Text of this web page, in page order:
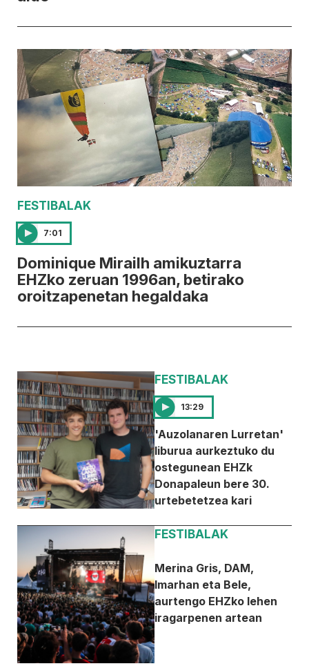
FESTIBALAK
7:01
Dominique Mirailh amikuztarra
EHZko zeruan 1996an, betirako
oroitzapenetan hegaldaka
FESTIBALAK
13:29
'Auzolanaren Lurretan'
liburua aurkeztuko du
ostegunean EHZk
Donapaleun bere 30.
urtebetetzea kari
FESTIBALAK
Merina Gris, DAM,
Imarhan eta Bele,
aurtengo EHZko lehen
iragarpenen artean